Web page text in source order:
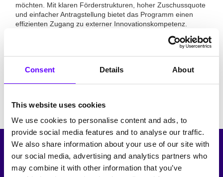
Consent Details About
This website uses cookies
We use cookies to personalise content and ads, to
provide social media features and to analyse our traffic.
We also share information about your use of our site with
our social media, advertising and analytics partners who
may combine it with other information that you’ve
möchten. Mit klaren Förderstrukturen, hoher Zuschussquote
und einfacher Antragstellung bietet das Programm einen
effizienten Zugang zu externer Innovationskompetenz.
Besonders Unternehmen ohne eigene F&E-Abteilung
erhalten dadurch die Möglichkeit, Innovationsprojekte
fundiert und strategisch zu konzipieren und die eigenen
Ressourcen zur Durchführung realistisch zu bewerten. Als
Hinweis: go-inno ist zum 31.12.2025 abgelaufen
Die hier beschriebene go-inno-Förderung ist zum